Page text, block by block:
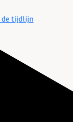
de tijdlijn